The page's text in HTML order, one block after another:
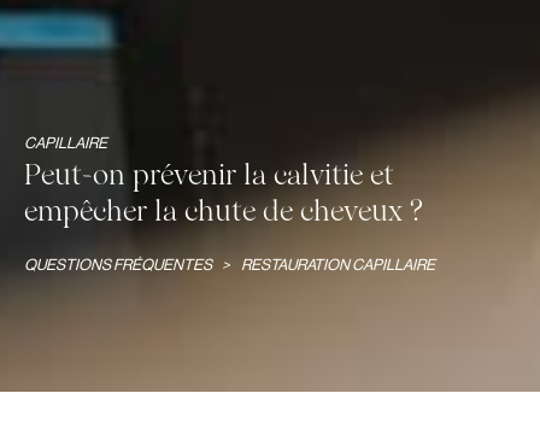
CAPILLAIRE
Peut-on prévenir la calvitie et
empêcher la chute de cheveux ?
QUESTIONS FRÉQUENTES > RESTAURATION CAPILLAIRE